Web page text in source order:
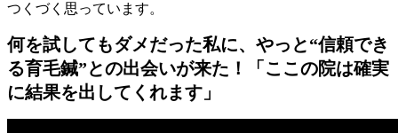
つくづく思っています。
何を試してもダメだった私に、やっと“信頼でき
る育毛鍼”との出会いが来た！「ここの院は確実
に結果を出してくれます」